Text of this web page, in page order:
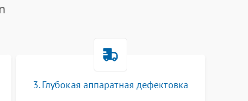
3. Глубокая аппаратная дефектовка